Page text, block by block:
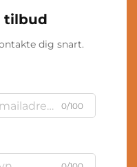
tilbud
dig snart.
0/100